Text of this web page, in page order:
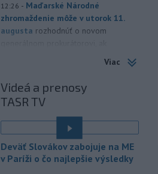
12:26 - Maďarské Národné
zhromaždenie môže v utorok 11.
augusta rozhodnúť o novom
šesťmesačnej výpovednej lehoty.
12:00 - Silné búrky vo štvrtok
vyvolali v hornatých oblastiach
Rakúska povodne a
11:51 - Slovenský
hydrometeorologický ústav (SHMÚ)
Viac
Videá a prenosy
TASR TV
Deväť Slovákov zabojuje na ME
v Paríži o čo najlepšie výsledky